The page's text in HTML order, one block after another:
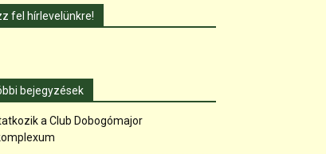
fel hírlevelünkre!
bejegyzések
a Club Dobogómajor